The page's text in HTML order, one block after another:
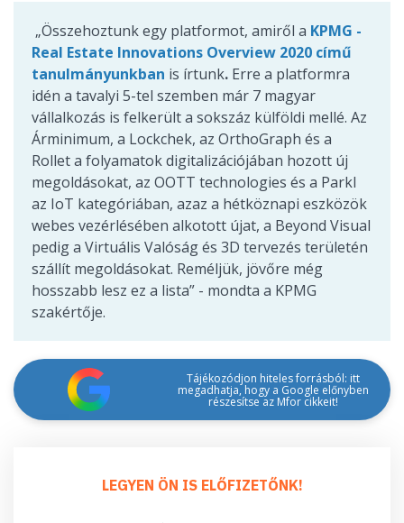
„Összehoztunk egy platformot, amiről a KPMG -
Real Estate Innovations Overview 2020 című
tanulmányunkban is írtunk. Erre a platformra
idén a tavalyi 5-tel szemben már 7 magyar
vállalkozás is felkerült a sokszáz külföldi mellé. Az
Árminimum, a Lockchek, az OrthoGraph és a
Rollet a folyamatok digitalizációjában hozott új
megoldásokat, az OOTT technologies és a Parkl
az IoT kategóriában, azaz a hétköznapi eszközök
webes vezérlésében alkotott újat, a Beyond Visual
pedig a Virtuális Valóság és 3D tervezés területén
szállít megoldásokat. Reméljük, jövőre még
hosszabb lesz ez a lista” - mondta a KPMG
szakértője.
Tájékozódjon hiteles forrásból: itt
megadhatja, hogy a Google előnyben
részesítse az Mfor cikkeit!
LEGYEN ÖN IS ELŐFIZETŐNK!